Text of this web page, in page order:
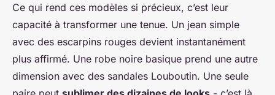
Ce qui rend ces modèles si précieux, c’est leur
capacité à transformer une tenue. Un jean simple
avec des escarpins rouges devient instantanément
plus affirmé. Une robe noire basique prend une autre
dimension avec des sandales Louboutin. Une seule